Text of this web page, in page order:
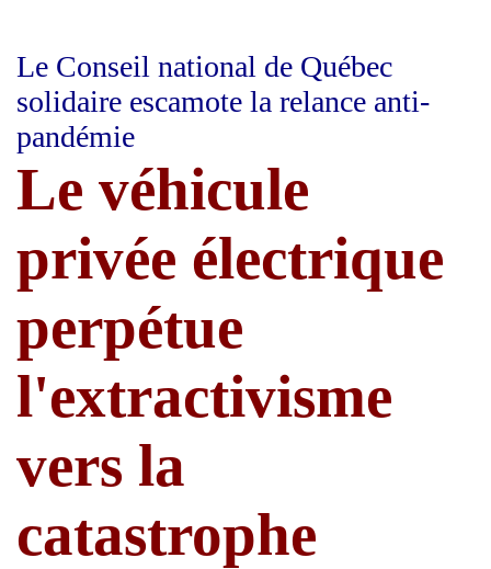
Le Conseil national de Québec
solidaire escamote la relance anti-
pandémie
Le véhicule
privée électrique
perpétue
l'extractivisme
vers la
catastrophe